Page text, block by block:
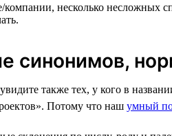
несколько несложных
синонимов,
также тех, у кого в
Потому что наш умный